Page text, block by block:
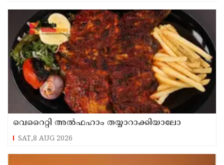
വെറൈറ്റി അൽഫഹാം തയ്യാറാക്കിയാലോ
SAT,8 AUG 2026